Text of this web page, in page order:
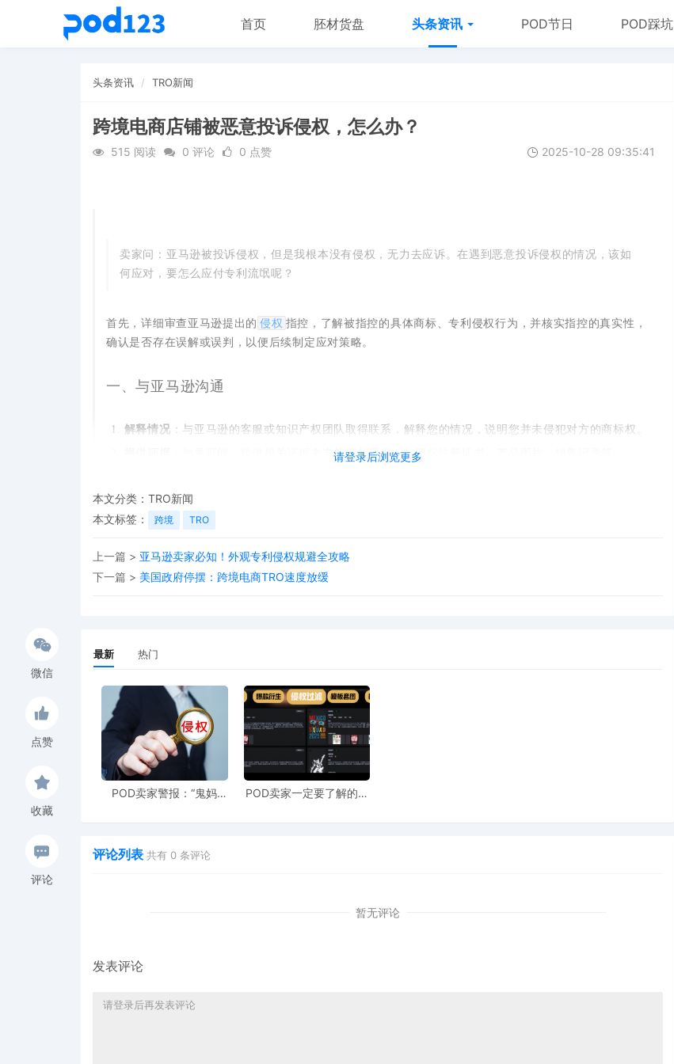
首页 胚材货盘 头条资讯 POD节日 POD踩坑
头条资讯 TRO新闻
跨境电商店铺被恶意投诉侵权，怎么办？
515 阅读 0 评论 0 点赞 2025-10-28 09:35:41
请登录后浏览更多
卖家问：亚马逊被投诉侵权，但是我根本没有侵权，无力去应诉。在遇到恶意投诉侵权的情况，该如
何应对，要怎么应付专利流氓呢？
首先，详细审查亚马逊提出的 侵权 指控，了解被指控的具体商标、专利侵权行为，并核实指控的真实性，
确认是否存在误解或误判，以便后续制定应对策略。
一、与亚马逊沟通
解释情况 ：与亚马逊的客服或知识产权团队取得联系，解释您的情况，说明您并未侵犯对方的商标权。
：如果可能，提供相关证据来支持您的观点，如商标注册证书、产品图片、销售记录等。
账号。
考虑和解
三、利用亚马逊的专利中立评估程序
亚马逊推出了“专利中立评估程序”，该程序为专利权人提供了一种简单、低成本且有效的维权方式，卖家
可考虑利用该程序来快速解决纠纷。具体流程如下：
等待回复 ：亚马逊会将协议发送给对方，对方需在收到邮件后3周内回复。
五、加强预防措施
为了避免未来的商标、专利侵权纠纷，可以采取以下预防措施：
微信
点赞
收藏
评论
本文分类： TRO新闻
本文标签：
跨境 TRO
上一篇 > 亚马逊卖家必知！外观专利侵权规避全攻略
下一篇 > 美国政府停摆：跨境电商TRO速度放缓
最新 热门
POD卖家警报：“鬼妈
POD卖家一定要了解的AI
评论列表 共有 0 条评论
暂无评论
发表评论